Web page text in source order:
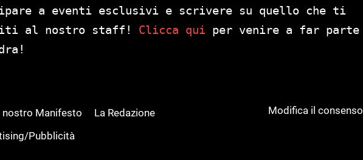
a eventi esclusivi e scrivere su quello che ti
al nostro staff! Clicca qui per venire a far parte
nostro Manifesto
La Redazione
Pubblicità
Modifica il consenso